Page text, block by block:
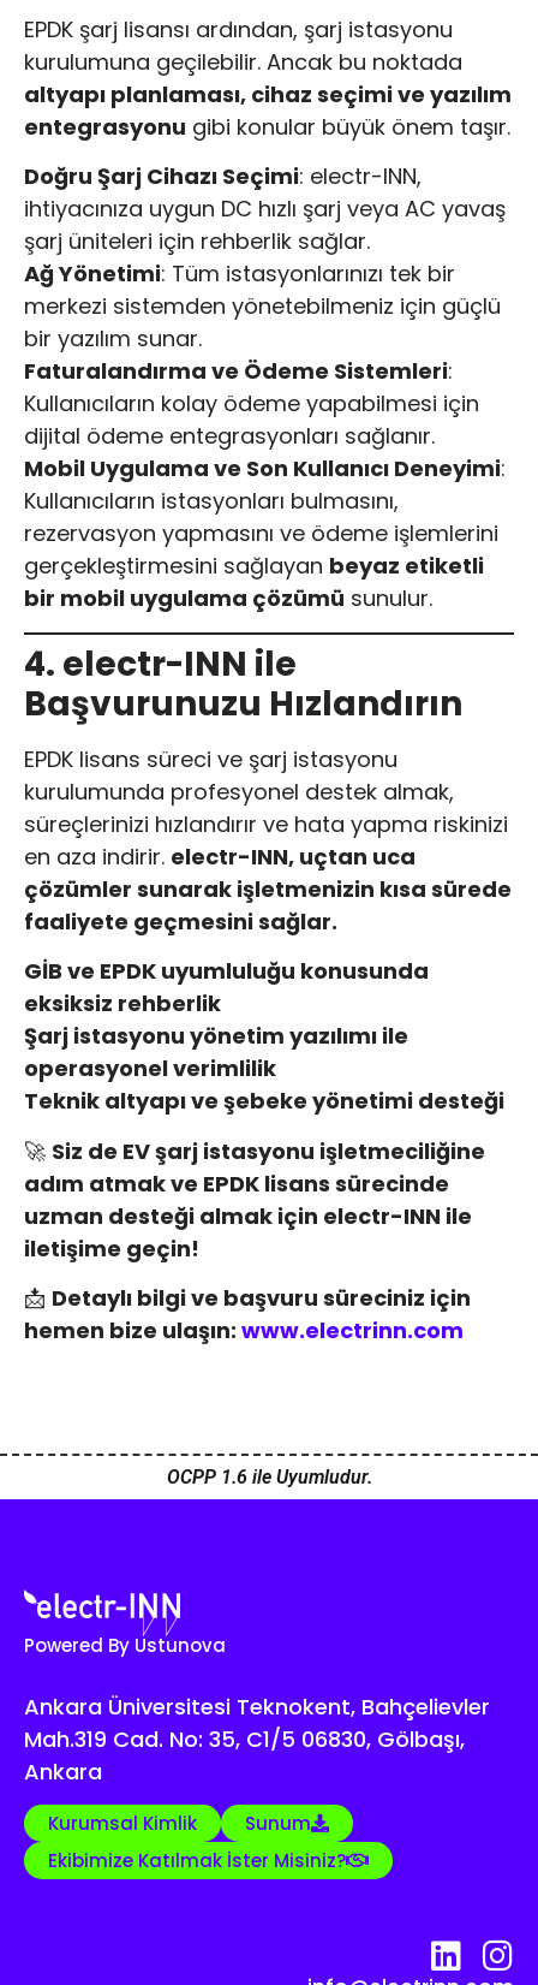
EPDK şarj lisansı ardından, şarj istasyonu
kurulumuna geçilebilir. Ancak bu noktada
altyapı planlaması, cihaz seçimi ve yazılım
entegrasyonu gibi konular büyük önem taşır.
Doğru Şarj Cihazı Seçimi: electr-INN,
ihtiyacınıza uygun DC hızlı şarj veya AC yavaş
şarj üniteleri için rehberlik sağlar.
Ağ Yönetimi: Tüm istasyonlarınızı tek bir
merkezi sistemden yönetebilmeniz için güçlü
bir yazılım sunar.
Faturalandırma ve Ödeme Sistemleri:
Kullanıcıların kolay ödeme yapabilmesi için
dijital ödeme entegrasyonları sağlanır.
Mobil Uygulama ve Son Kullanıcı Deneyimi:
Kullanıcıların istasyonları bulmasını,
rezervasyon yapmasını ve ödeme işlemlerini
gerçekleştirmesini sağlayan beyaz etiketli
bir mobil uygulama çözümü sunulur.
4. electr-INN ile
Başvurunuzu Hızlandırın
EPDK lisans süreci ve şarj istasyonu
kurulumunda profesyonel destek almak,
süreçlerinizi hızlandırır ve hata yapma riskinizi
en aza indirir. electr-INN, uçtan uca
çözümler sunarak işletmenizin kısa sürede
faaliyete geçmesini sağlar.
GİB ve EPDK uyumluluğu konusunda
eksiksiz rehberlik
Şarj istasyonu yönetim yazılımı ile
operasyonel verimlilik
Teknik altyapı ve şebeke yönetimi desteği
🚀 Siz de EV şarj istasyonu işletmeciliğine
adım atmak ve EPDK lisans sürecinde
uzman desteği almak için electr-INN ile
iletişime geçin!
📩 Detaylı bilgi ve başvuru süreciniz için
hemen bize ulaşın: www.electrinn.com
OCPP 1.6 ile Uyumludur.
Powered By Ustunova
Ankara Üniversitesi Teknokent, Bahçelievler
Mah.319 Cad. No: 35, C1/5 06830, Gölbaşı,
Ankara
Kurumsal Kimlik
Sunum
Ekibimize Katılmak İster Misiniz?